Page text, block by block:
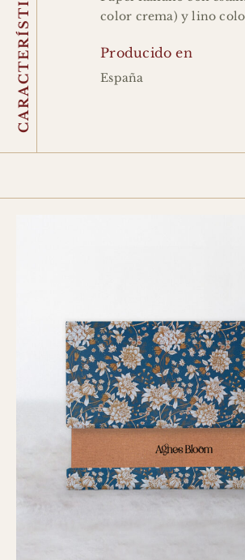
color crema) y lino
Producido en
España
CARACTERÍSTICAS